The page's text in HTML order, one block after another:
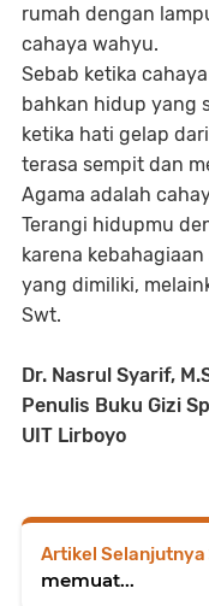
rumah dengan
cahaya wahyu.
Sebab ketika
bahkan hidup yang
ketika hati gelap
terasa sempit dan
Agama adalah
Terangi hidupmu
karena
yang dimiliki,
Swt.
Dr. Nasrul Syarif,
Penulis Buku Gizi
UIT Lirboyo
Artikel Selanjutnya
memuat...